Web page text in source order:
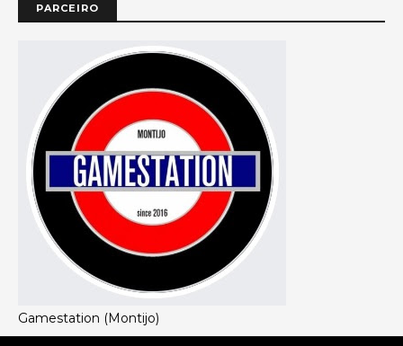
PARCEIRO
Gamestation (Montijo)